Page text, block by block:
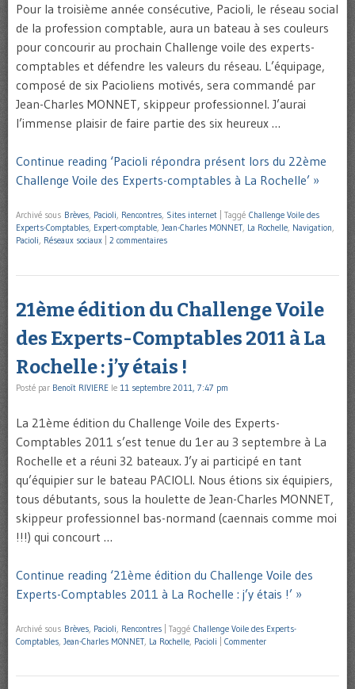
Pour la troisième année consécutive, Pacioli, le réseau social
de la profession comptable, aura un bateau à ses couleurs
pour concourir au prochain Challenge voile des experts-
comptables et défendre les valeurs du réseau. L’équipage,
composé de six Pacioliens motivés, sera commandé par
Jean-Charles MONNET, skippeur professionnel. J’aurai
l’immense plaisir de faire partie des six heureux …
Continue reading ‘Pacioli répondra présent lors du 22ème
Challenge Voile des Experts-comptables à La Rochelle’ »
Archivé sous Brèves, Pacioli, Rencontres, Sites internet Taggé Challenge Voile des
Experts-Comptables, Expert-comptable, Jean-Charles MONNET, La Rochelle, Navigation,
Pacioli, Réseaux sociaux 2 commentaires
21ème édition du Challenge Voile
des Experts-Comptables 2011 à La
Rochelle : j’y étais !
Posté par Benoît RIVIERE le 11 septembre 2011, 7:47 pm
La 21ème édition du Challenge Voile des Experts-
Comptables 2011 s’est tenue du 1er au 3 septembre à La
Rochelle et a réuni 32 bateaux. J’y ai participé en tant
qu’équipier sur le bateau PACIOLI. Nous étions six équipiers,
tous débutants, sous la houlette de Jean-Charles MONNET,
skippeur professionnel bas-normand (caennais comme moi
!!!) qui concourt …
Continue reading ‘21ème édition du Challenge Voile des
Experts-Comptables 2011 à La Rochelle : j’y étais !’ »
Archivé sous Brèves, Pacioli, Rencontres Taggé Challenge Voile des Experts-
Comptables, Jean-Charles MONNET, La Rochelle, Pacioli Commenter